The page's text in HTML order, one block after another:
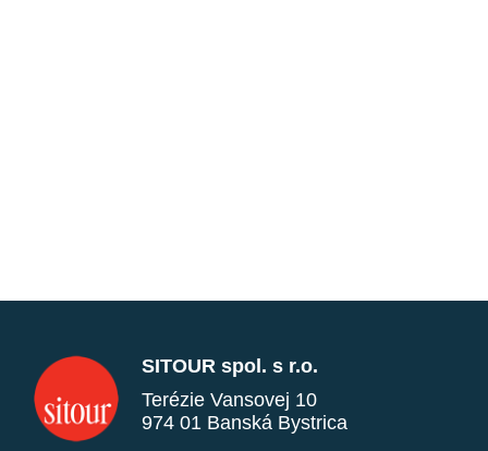
SITOUR spol. s r.o.
Terézie Vansovej 10
974 01 Banská Bystrica